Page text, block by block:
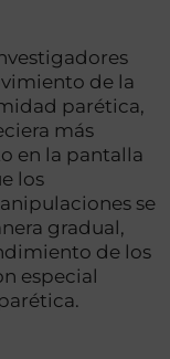
de la
parética,
más
en la pantalla
los
se
gradual,
de los
especial